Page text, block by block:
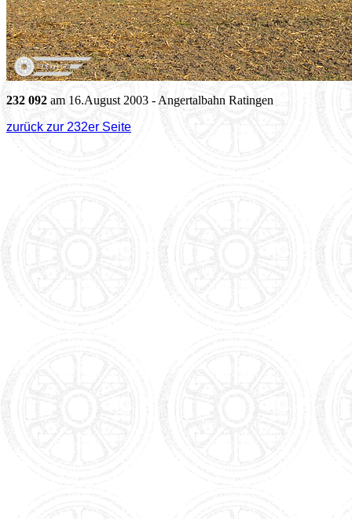
232 092 am 16.August 2003 - Angertalbahn Ratingen
zurück zur 232er Seite